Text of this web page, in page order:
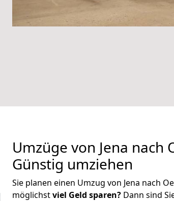
Umzüge von Jena nach
Günstig umziehen
Sie planen einen Umzug von Jena nach
möglichstviel Geld sparen? Dann sind